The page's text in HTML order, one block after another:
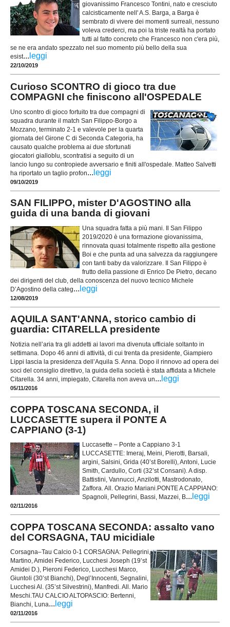
giovanissimo Francesco Tontini, nato e cresciuto
calcisticamente nell' A.S. Barga, a Barga è
sembrato di vivere dei momenti surreali, nessuno
voleva crederci, ma poi la triste realtà ha portato
tutti al fatto concreto che Francesco non c'era più,
se ne era andato spezzato nel suo momento più bello della sua
esist... leggi
22/10/2019
Curioso SCONTRO di gioco tra due
COMPAGNI che finiscono all'OSPEDALE
Uno scontro di gioco fortuito tra due compagni di
squadra durante il match San Filippo-Borgo a
Mozzano, terminato 2-1 e valevole per la quarta
giornata del Girone C di Seconda Categoria, ha
causato qualche problema ai due sfortunati
giocatori gialloblu, scontratisi a seguito di un
lancio lungo su contropiede avversario e finiti all'ospedale. Matteo Salvetti
ha riportato un taglio profon... leggi
09/10/2019
SAN FILIPPO, mister D'AGOSTINO alla
guida di una banda di giovani
Una squadra fatta a più mani. Il San Filippo
2019/2020 è una formazione giovanissima,
rinnovata quasi totalmente rispetto alla gestione
Boi e che punta ad una salvezza da raggiungere
con tanti baby da valorizzare. Il San Filippo è
frutto della passione di Enrico De Pietro, decano
dei dirigenti del club, della conoscenza del nuovo tecnico Michele
D’Agostino della categ... leggi
12/08/2019
AQUILA SANT'ANNA, storico cambio di
guardia: CITARELLA presidente
Notizia nell’aria tra gli addetti ai lavori ma divenuta ufficiale soltanto in
settimana. Dopo 46 anni di attività, di cui trenta da presidente, Giampiero
Lippi lascia la presidenza dell’Aquila S. Anna. Dopo il rinnovo ad opera dei
soci del consiglio direttivo, la guida della società è stata affidata a Michele
Citarella. 34 anni, impiegato, Citarella non aveva un... leggi
05/11/2016
COPPA TOSCANA SECONDA, il
LUCCASETTE supera il PONTE A
CAPPIANO (3-1)
Luccasette – Ponte a Cappiano 3-1
LUCCASETTE: Imeraj, Meini, Pierotti, Barsali,
argini, Salsini, Grida (40’st Borelli), Antoni, Lucie
Smith, Cardullo, Corti (32’st Consani). A disp.
Battistini, Vannucci, Anzilotti, Mastrodonato,
Zaffora. All. Orazio Mariani.PONTE A CAPPIANO:
Spagnoli, Pellegrini, Bassi, Mazzei, B... leggi
02/11/2016
COPPA TOSCANA SECONDA: assalto vano
del CORSAGNA, TAU micidiale
Corsagna–Tau Calcio 0-1 CORSAGNA: Pellegrini,
Martino, Amidei Federico, Lucchesi Joseph (19’st
Amidei D.), Pieroni Federico, Lucchesi Marco,
Giuntoli (30’st Bianchi), Degl’Innocenti, Segnalini,
Lucchesi Al. (35’st Silvestrini), Manfredi. All. Mario
Meschi.TAU CALCIO ALTOPASCIO: Bertenni,
Bianchi, Luna... leggi
02/11/2016